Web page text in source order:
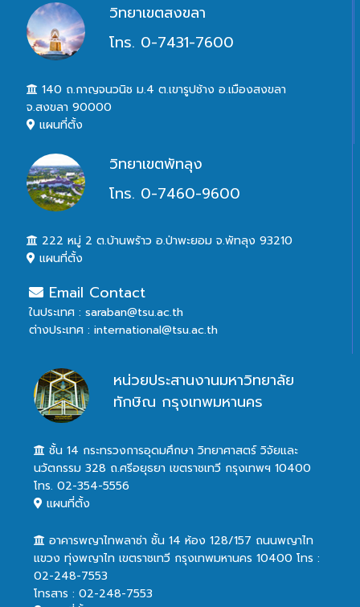
วิทยาเขตสงขลา
โทร. 0-7431-7600
140 ถ.กาญจนวนิช ม.4 ต.เขารูปช้าง อ.เมืองสงขลา
จ.สงขลา 90000
แผนที่ตั้ง
วิทยาเขตพัทลุง
โทร. 0-7460-9600
222 หมู่ 2 ต.บ้านพร้าว อ.ป่าพะยอม จ.พัทลุง 93210
แผนที่ตั้ง
Email Contact
ในประเทศ : saraban@tsu.ac.th
ต่างประเทศ : international@tsu.ac.th
หน่วยประสานงานมหาวิทยาลัย
ทักษิณ กรุงเทพมหานคร
ชั้น 14 กระทรวงการอุดมศึกษา วิทยาศาสตร์ วิจัยและ
นวัตกรรม 328 ถ.ศรีอยุธยา เขตราชเทวี กรุงเทพฯ 10400
โทร. 02-354-5556
แผนที่ตั้ง
อาคารพญาไทพลาซ่า ชั้น 14 ห้อง 128/157 ถนนพญาไท
แขวง ทุ่งพญาไท เขตราชเทวี กรุงเทพมหานคร 10400 โทร :
02-248-7553
โทรสาร : 02-248-7553